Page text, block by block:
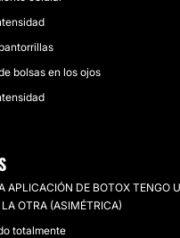
bolsas en los ojos
APLICACIÓN DE BOTOX TENGO
OTRA (ASIMÉTRICA)
totalmente